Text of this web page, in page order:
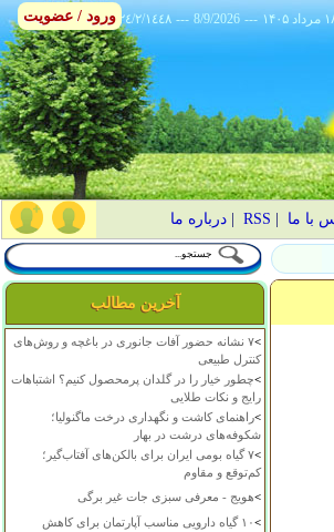
٢٤/٢/١٤٤٨ --- 8/9/2026 ---
با ما RSS
|درباره ما
آخرین مطالب
>
۷ نشانه حضور آفات جانوری در باغچه و روش‌های
کنترل طبیعی
>چطور خیار را در گلدان پرمحصول کنیم؟ اشتباهات
رایج و نکات طلایی
>راهنمای کاشت و نگهداری درخت ماگنولیا؛
شکوفه‌های درشت در بهار
>
۷ گیاه بومی ایران برای بالکن‌های آفتاب‌گیر؛
کم‌توقع و مقاوم
>هویج - معرفی سبزی جات غیر برگی
>
۱۰ گیاه دارویی مناسب آپارتمان برای کاهش
ورود / عضویت